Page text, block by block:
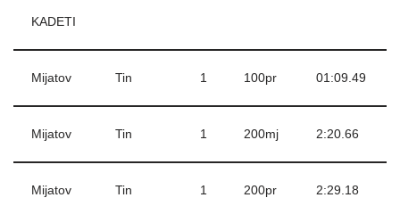
KADETI
Mijatov Tin 1 100pr 01:09.49
Mijatov Tin 1 200mj 2:20.66
Mijatov Tin 1 200pr 2:29.18